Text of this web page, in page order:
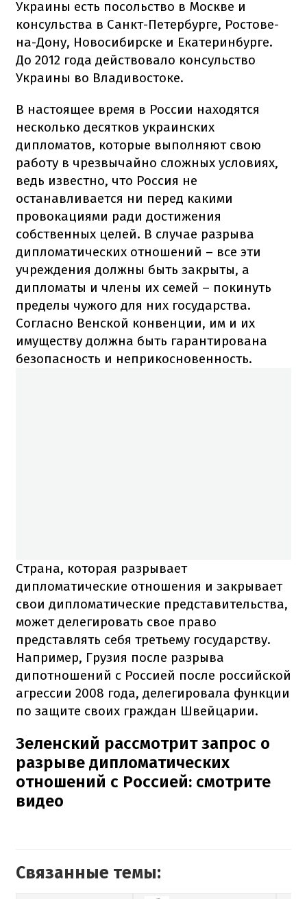
Украины есть посольство в Москве и
консульства в Санкт-Петербурге, Ростове-
на-Дону, Новосибирске и Екатеринбурге.
До 2012 года действовало консульство
Украины во Владивостоке.
В настоящее время в России находятся
несколько десятков украинских
дипломатов, которые выполняют свою
работу в чрезвычайно сложных условиях,
ведь известно, что Россия не
останавливается ни перед какими
провокациями ради достижения
собственных целей. В случае разрыва
дипломатических отношений – все эти
учреждения должны быть закрыты, а
дипломаты и члены их семей – покинуть
пределы чужого для них государства.
Согласно Венской конвенции, им и их
имуществу должна быть гарантирована
безопасность и неприкосновенность.
Страна, которая разрывает
дипломатические отношения и закрывает
свои дипломатические представительства,
может делегировать свое право
представлять себя третьему государству.
Например, Грузия после разрыва
дипотношений с Россией после российской
агрессии 2008 года, делегировала функции
по защите своих граждан Швейцарии.
Зеленский рассмотрит запрос о
разрыве дипломатических
отношений с Россией: смотрите
видео
Связанные темы: